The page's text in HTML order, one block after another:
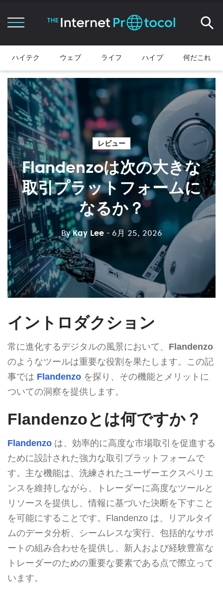
ハイテク ウェブ ライフ ハイプ 何だこれ
レビュー
Flandenzoは次の大きな
取引プラットフォームに
なるか？
ByKay Lee - 6月 25, 2026
イントロダクション
常に進化するデジタルの風景において、 Flandenzo
のようなツールは重要な役割を果たします。この記
事では Flandenzo を探り、その機能とメリットに
ついての洞察を提供します。
Flandenzoとは何ですか？
Flandenzo は、効率的に高度な市場取引を促進する
ために設計された強力な取引プラットフォームで
す。主な機能は、洗練されたユーザーエクスペリエ
ンスを維持しながら、トレーダーに高度なツールと
リソースを提供し、情報に基づいた決断を下すこと
を可能にすることです。Flandenzo は、リアルタイ
ムのデータ分析、シームレスな実行、包括的なサポ
ートの組み合わせを提供し、新人および経験豊富な
トレーダーのための重要な要素である点で際立って
います。